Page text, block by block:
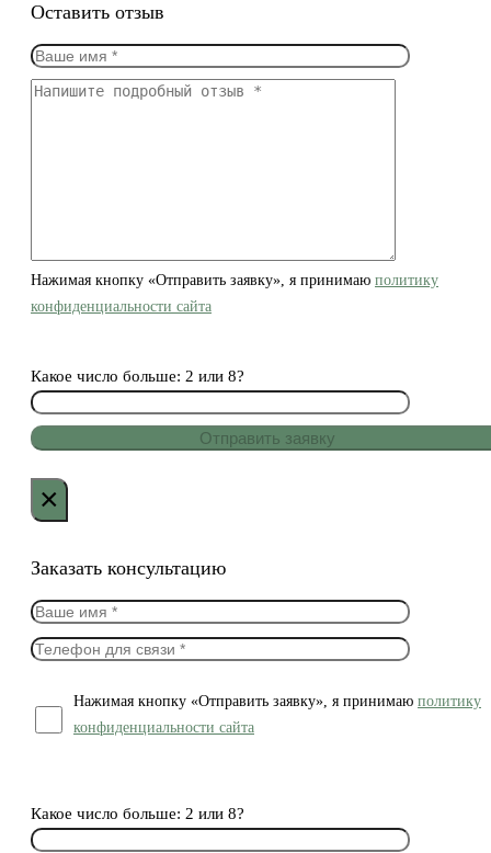
Оставить отзыв
Нажимая кнопку «Отправить заявку», я принимаю политику
конфиденциальности сайта
Какое число больше: 2 или 8?
×
Заказать консультацию
Нажимая кнопку «Отправить заявку», я принимаю политику
конфиденциальности сайта
Какое число больше: 2 или 8?